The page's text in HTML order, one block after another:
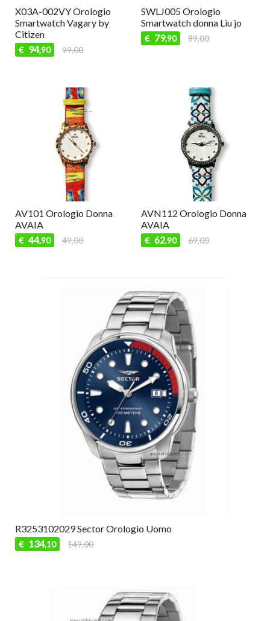
X03A-002VY Orologio
Smartwatch Vagary by
Citizen
€ 94,90 99,00
SWLJ005 Orologio
Smartwatch donna Liu jo
€ 79,90 89,00
AV101 Orologio Donna
AVAIA
€ 44,90 49,00
AVN112 Orologio Donna
AVAIA
€ 62,90 69,00
R3253102029 Sector Orologio Uomo
€ 134,10 149,00